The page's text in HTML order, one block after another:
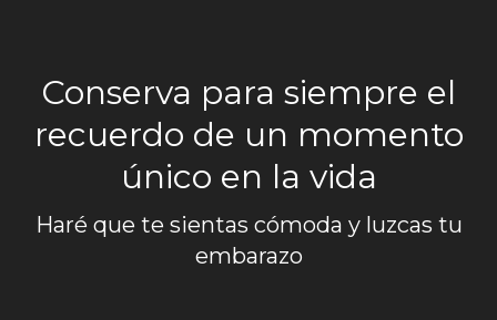
Conserva para siempre el
recuerdo de un momento
único en la vida
Haré que te sientas cómoda y luzcas tu
embarazo